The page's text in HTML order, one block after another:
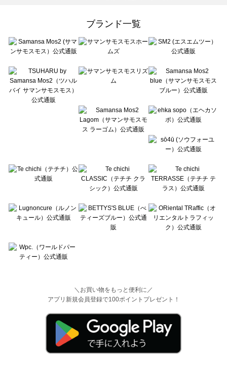
sō4ū（ソウフォーユー）のボトムス一覧
Te chichi（テチチ）のボトムス一覧
Te chichi CLASSIC（テチチ クラシック）のボトムス一覧
Lugnoncure（ルノンキュール）のボトムス一覧
BETTY'S BLUE（べティーズブルー）のボトムス一覧
Wpc.（ワールドパーティー）のボトムス一覧
ブランド一覧
＼お買い物をもっと便利に／
アプリ新規会員登録で100ポイントプレゼント！